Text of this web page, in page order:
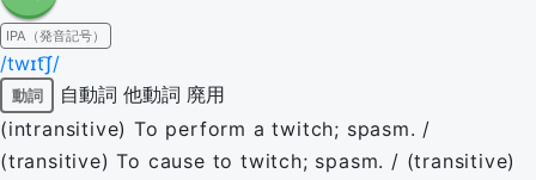
IPA（発音記号）
/twɪt͡ʃ/
動詞 自動詞 他動詞 廃用
(intransitive) To perform a twitch; spasm. /
(transitive) To cause to twitch; spasm. / (transitive)